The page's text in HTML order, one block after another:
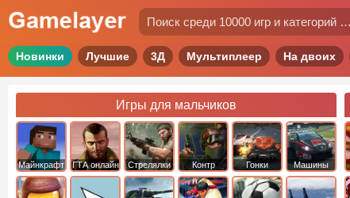
Новинки Лучшие 3Д Мультиплеер На двоих
Игры для мальчиков
Майнкрафт ГТА онлайн Стрелялки
Контр
Страйк
Гонки Машины